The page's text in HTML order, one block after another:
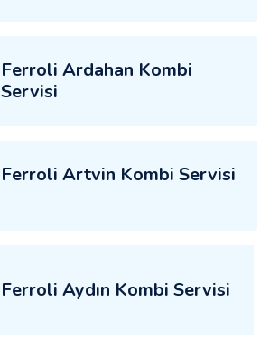
Ferroli Ardahan Kombi
Servisi
Ferroli Artvin Kombi Servisi
Ferroli Aydın Kombi Servisi